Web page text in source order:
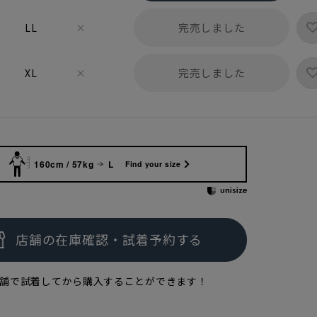
LL × 完売しました
XL × 完売しました
160cm / 57kg L Find your size
で試着してから購入することができます！